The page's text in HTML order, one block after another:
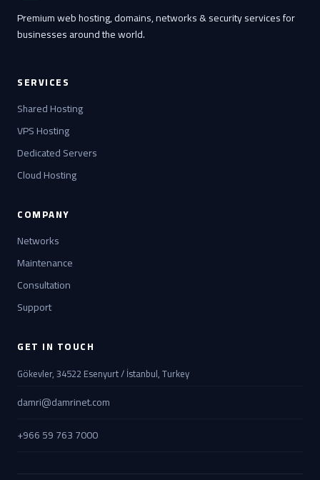
Premium web hosting, domains, networks & security services for
businesses around the world.
SERVICES
Shared Hosting
VPS Hosting
Dedicated Servers
Cloud Hosting
COMPANY
Networks
Maintenance
Consultation
Support
GET IN TOUCH
Gökevler, 34522 Esenyurt / İstanbul, Turkey
damri@damrinet.com
+966 59 763 7000